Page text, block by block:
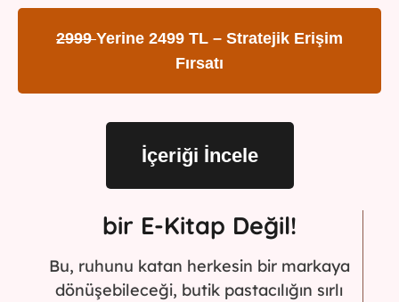
2999Yerine 2499 TL – Stratejik Erişim
Fırsatı
İçeriği İncele
bir E-Kitap Değil!
Bu, ruhunu katan herkesin bir markaya
dönüşebileceği, butik pastacılığın sırlı